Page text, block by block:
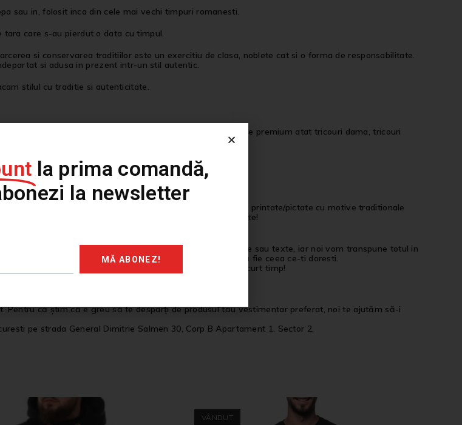
sau in, folosit inca din cele mai vechi timpuri romanesti.
care s-au pierdut o data cu timpul.
si conservarea traditiilor este un exercitiu de clasa, noblete cat si o forma de responsabilitate.
si adusa in prezent intr-un stil autentic.
stilul cu traditie si autenticitate.
sau tricouri pictate de diferite culori, bumbac calitate premium atat tricouri dama, tricouri
a ceea ce nu putem rosti prin cuvinte, pe langa tricourile printate/pictate cu motive traditionale
il vom personaliza pentru ca tu sa ai o vestimentatie aparte!
stilului tau! Prezinta-ne ideile tale ce pot include poze sau texte, iar noi vom transpune totul in
fi contactat pentru a ne ghida astfel incat produsul tau sa fie ceea ce-ti doresti.
si sa il trimitem catre tine sa te bucuri de el in cel mai scurt timp!
tip sweatshirt, hanorac bumbac, vesta personalizata.
că știm că e greu să te desparți de produsul tău vestimentar preferat, noi te ajutăm să-i
pe strada General Dimitrie Salmen 30, Corp B Apartament 1, Sector 2.
VÂNDUT
la prima comandă,
la newsletter
MĂ ABONEZ!